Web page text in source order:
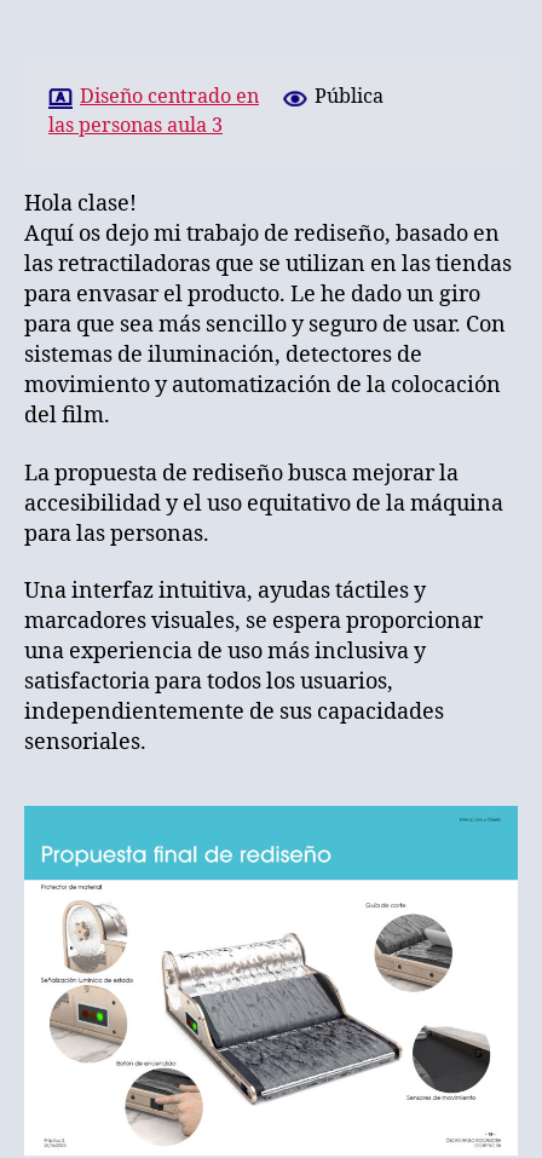
Diseño centrado en
las personas aula 3
Pública
Hola clase!
Aquí os dejo mi trabajo de rediseño, basado en
las retractiladoras que se utilizan en las tiendas
para envasar el producto. Le he dado un giro
para que sea más sencillo y seguro de usar. Con
sistemas de iluminación, detectores de
movimiento y automatización de la colocación
del film.
La propuesta de rediseño busca mejorar la
accesibilidad y el uso equitativo de la máquina
para las personas.
Una interfaz intuitiva, ayudas táctiles y
marcadores visuales, se espera proporcionar
una experiencia de uso más inclusiva y
satisfactoria para todos los usuarios,
independientemente de sus capacidades
sensoriales.